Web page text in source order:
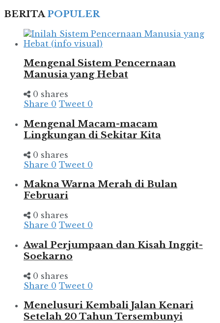
BERITAPOPULER
Mengenal Sistem Pencernaan
Manusia yang Hebat
0 shares
Share 0 Tweet 0
Mengenal Macam-macam
Lingkungan di Sekitar Kita
0 shares
Share 0 Tweet 0
Makna Warna Merah di Bulan
Februari
0 shares
Share 0 Tweet 0
Awal Perjumpaan dan Kisah Inggit-
Soekarno
0 shares
Share 0 Tweet 0
Menelusuri Kembali Jalan Kenari
Setelah 20 Tahun Tersembunyi